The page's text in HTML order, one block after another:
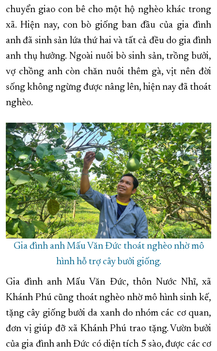
chuyển giao con bê cho một hộ nghèo khác trong
xã. Hiện nay, con bò giống ban đầu của gia đình
anh đã sinh sản lứa thứ hai và tất cả đều do gia đình
anh thụ hưởng. Ngoài nuôi bò sinh sản, trồng bưởi,
vợ chồng anh còn chăn nuôi thêm gà, vịt nên đời
sống không ngừng được nâng lên, hiện nay đã thoát
nghèo.
Gia đình anh Mấu Văn Đức thoát nghèo nhờ mô
hình hỗ trợ cây bưởi giống.
Gia đình anh Mấu Văn Đức, thôn Nước Nhĩ, xã
Khánh Phú cũng thoát nghèo nhờ mô hình sinh kế,
tặng cây giống bưởi da xanh do nhóm các cơ quan,
đơn vị giúp đỡ xã Khánh Phú trao tặng. Vườn bưởi
của gia đình anh Đức có diện tích 5 sào, được các cơ